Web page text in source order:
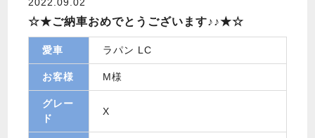
☆★ご納車おめでとうございます♪♪★☆
愛車 ラパン LC
お客様 M様
グレー
ド
X